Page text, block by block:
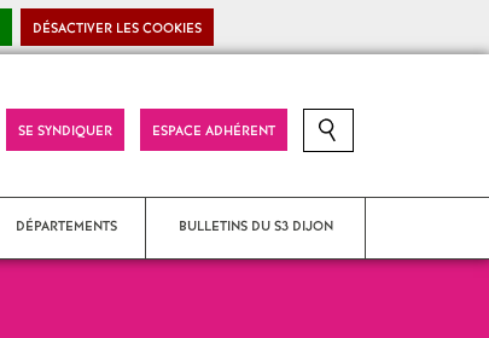
DÉSACTIVER LES COOKIES
Visitez
notreSE SYNDIQUER ESPACE ADHÉRENT RECHERCHE SUR LE SITE
DÉPARTEMENTS BULLETINS DU S3 DIJON